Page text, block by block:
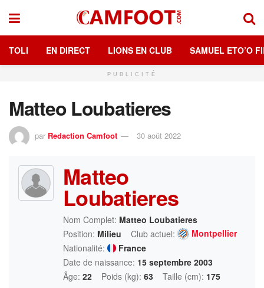
TOLI EN DIRECT LIONS EN CLUB SAMUEL ETO’O
PUBLICITÉ
Matteo Loubatieres
par Redaction Camfoot 30 août 2022
Matteo
Loubatieres
Nom Complet: Matteo Loubatieres
Position: Milieu Club actuel:
Montpellier
Nationalité:
France
Date de naissance: 15 septembre 2003
Âge: 22 Poids (kg): 63 Taille (cm): 175